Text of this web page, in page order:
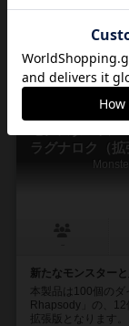
ラグナロク（拡
新たなモンスター
本製品は100個のダ
Rhapsody」の、12
拡張版となります。